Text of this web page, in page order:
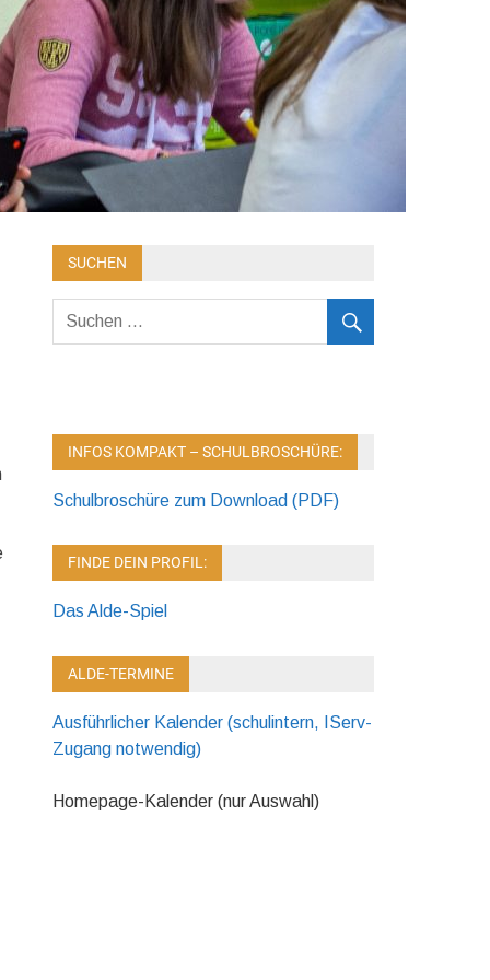
SUCHEN
INFOS KOMPAKT – SCHULBROSCHÜRE:
Schulbroschüre zum Download (PDF)
FINDE DEIN PROFIL:
Das Alde-Spiel
ALDE-TERMINE
Ausführlicher Kalender (schulintern, IServ-
Zugang notwendig)
Homepage-Kalender (nur Auswahl)